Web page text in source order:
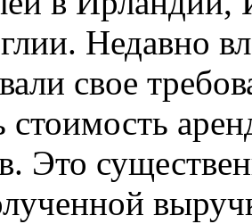
Недавно
свое
стоимость
Это